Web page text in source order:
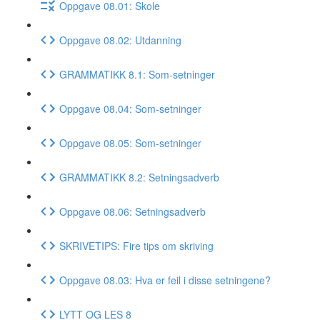
Oppgave 08.01: Skole
Oppgave 08.02: Utdanning
GRAMMATIKK 8.1: Som-setninger
Oppgave 08.04: Som-setninger
Oppgave 08.05: Som-setninger
GRAMMATIKK 8.2: Setningsadverb
Oppgave 08.06: Setningsadverb
SKRIVETIPS: Fire tips om skriving
Oppgave 08.03: Hva er feil i disse setningene?
LYTT OG LES 8